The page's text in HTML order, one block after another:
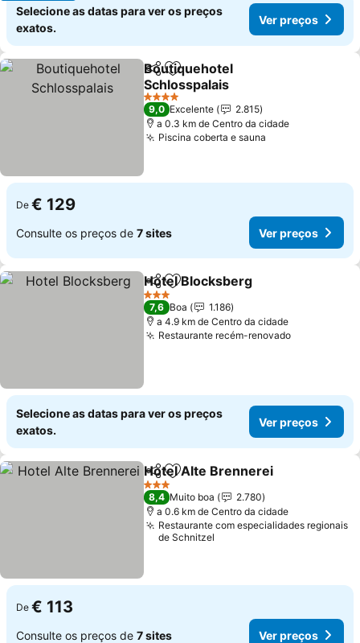
Selecione as datas para ver os preços
exatos.
Ver preços
PartilharAdicionar aos favoritos
Boutiquehotel
Schlosspalais
4 Estrelas
9,0 Excelente
2.815
a 0.3 km de Centro da cidade
Piscina coberta e sauna
De € 129
Consulte os preços de 7 sites Ver preços
PartilharAdicionar aos favoritos
Hotel Blocksberg
3 Estrelas
7,6 Boa
1.186
a 4.9 km de Centro da cidade
Restaurante recém-renovado
Selecione as datas para ver os preços
exatos.
Ver preços
PartilharAdicionar aos favoritos
Hotel Alte Brennerei
3 Estrelas
8,4 Muito boa
2.780
a 0.6 km de Centro da cidade
Restaurante com especialidades regionais
de Schnitzel
De € 113
Consulte os preços de 7 sites Ver preços